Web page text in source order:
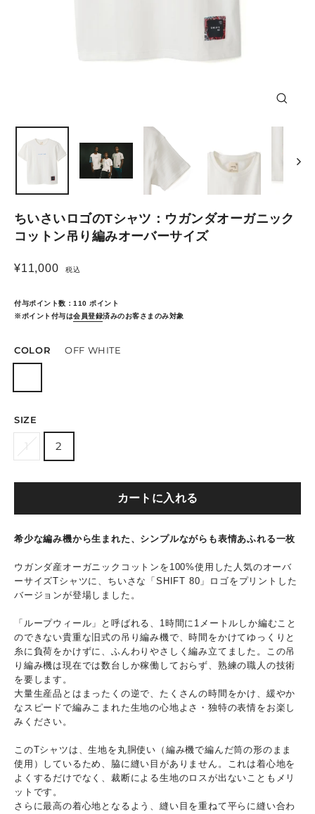
ちいさいロゴのTシャツ：ウガンダオーガニック
コットン吊り編みオーバーサイズ
Regular
¥11,000 税込
付与ポイント数： 110 ポイント
※ポイント付与は会員登録済みのお客さまのみ対象
COLOR OFF WHITE
SIZE
1 2
カートに入れる
希少な編み機から生まれた、シンプルながらも表情あふれる一枚
ウガンダ産オーガニックコットンを100%使用した人気のオーバ
ーサイズTシャツに、ちいさな「SHIFT 80」ロゴをプリントした
バージョンが登場しました。
「ループウィール」と呼ばれる、1時間に1メートルしか編むこと
のできない貴重な旧式の吊り編み機で、時間をかけてゆっくりと
糸に負荷をかけずに、ふんわりやさしく編み立てました。この吊
り編み機は現在では数台しか稼働しておらず、熟練の職人の技術
を要します。
大量生産品とはまったくの逆で、たくさんの時間をかけ、緩やか
なスピードで編みこまれた生地の心地よさ・独特の表情をお楽し
みください。
このTシャツは、生地を丸胴使い（編み機で編んだ筒の形のまま
使用）しているため、脇に縫い目がありません。これは着心地を
よくするだけでなく、裁断による生地のロスが出ないこともメリ
ットです。
さらに最高の着心地となるよう、縫い目を重ねて平らに縫い合わ